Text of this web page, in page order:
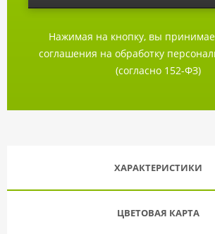
Нажимая на кнопку, вы
соглашения на обработку
(согласно 152-ФЗ)
ХАРАКТЕРИСТИКИ
ЦВЕТОВАЯ КАРТА